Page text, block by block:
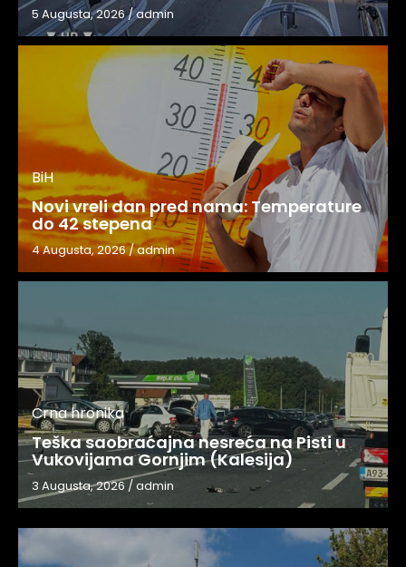
5 Augusta, 2026/admin
BiH
Novi vreli dan pred nama: Temperature
do 42 stepena
4 Augusta, 2026/admin
Crna hronika
Teška saobraćajna nesreća na Pisti u
Vukovijama Gornjim (Kalesija)
3 Augusta, 2026/admin